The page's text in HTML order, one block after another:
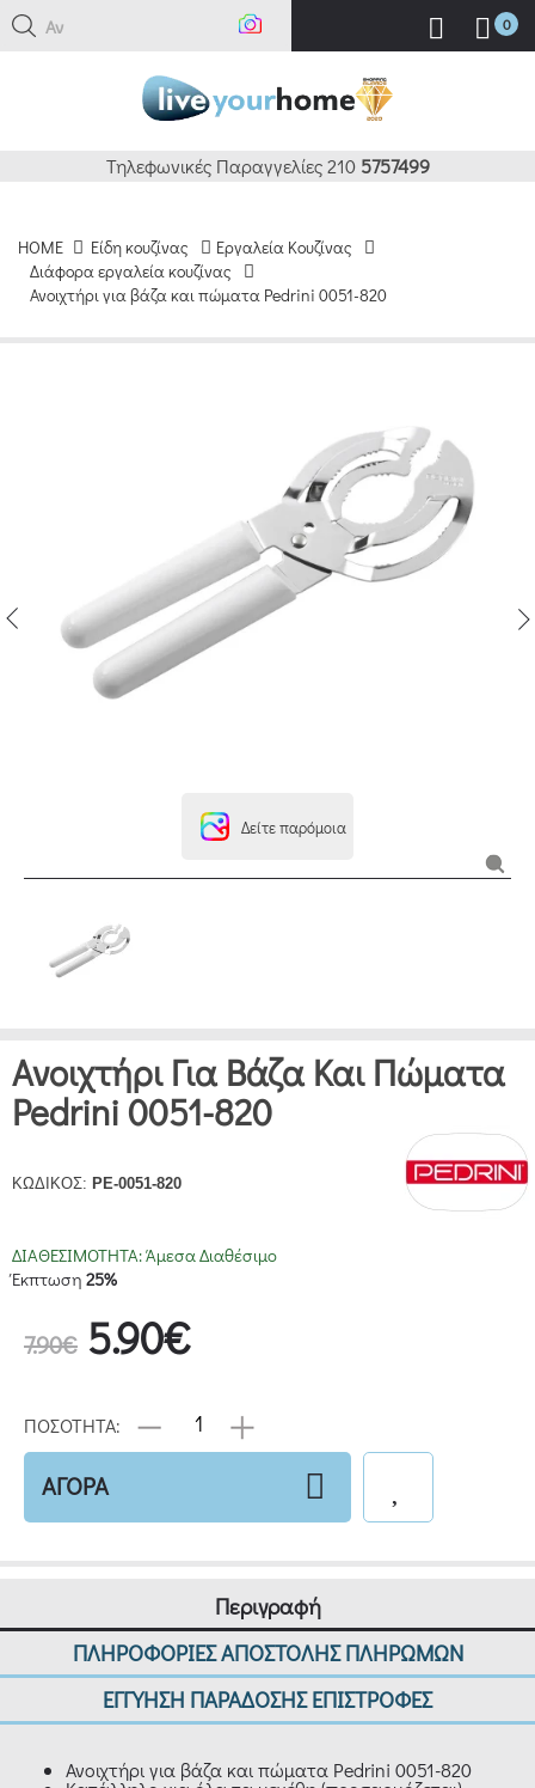
Αναζή 0
Τηλεφωνικές Παραγγελίες 210 5757499
HOME Είδη κουζίνας
Εργαλεία Κουζίνας
Διάφορα εργαλεία κουζίνας
Ανοιχτήρι για βάζα και πώματα Pedrini 0051-820
Δείτε παρόμοια
Ανοιχτήρι Για Βάζα Και Πώματα
Pedrini 0051-820
ΚΩΔΙΚΟΣ: PE-0051-820
ΔΙΑΘΕΣΙΜΟΤΗΤΑ:Άμεσα Διαθέσιμο
Έκπτωση 25%
7.90€ 5.90€
ΠΟΣΟΤΗΤΑ:
ΑΓΟΡΑ
Περιγραφή
ΠΛΗΡΟΦΟΡΙΕΣ ΑΠΟΣΤΟΛΗΣ ΠΛΗΡΩΜΩΝ
ΕΓΓΥΗΣΗ ΠΑΡΑΔΟΣΗΣ ΕΠΙΣΤΡΟΦΕΣ
Ανοιχτήρι για βάζα και πώματα Pedrini 0051-820